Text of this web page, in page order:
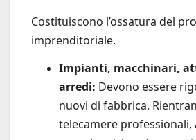
Costituiscono l’ossatura del
imprenditoriale.
Impianti, macchinari,
arredi: Devono essere
nuovi di fabbrica.
telecamere